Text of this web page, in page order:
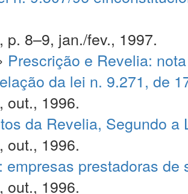
p. 8–9, jan./fev., 1997.
Prescrição e Revelia:
da lei n. 9.271, de
out., 1996.
da Revelia, Segundo a
out., 1996.
empresas prestadoras de
out., 1996.